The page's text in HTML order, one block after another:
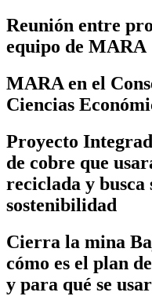
Reunión entre
equipo de MARA
MARA en el
Ciencias
Proyecto
de cobre que
reciclada y busca
sostenibilidad
Cierra la mina
cómo es el plan
y para qué se